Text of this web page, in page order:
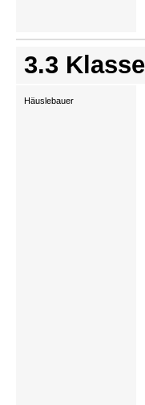
3.3
Häuslebauer